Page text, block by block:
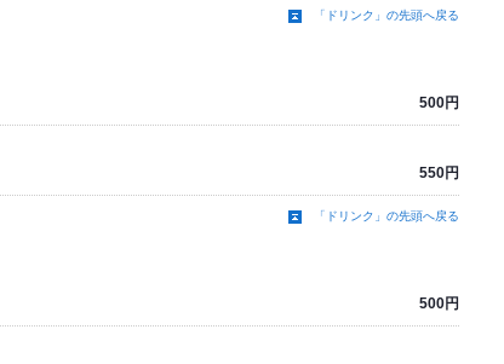
「ドリンク」の先頭へ戻る
500円
550円
「ドリンク」の先頭へ戻る
500円